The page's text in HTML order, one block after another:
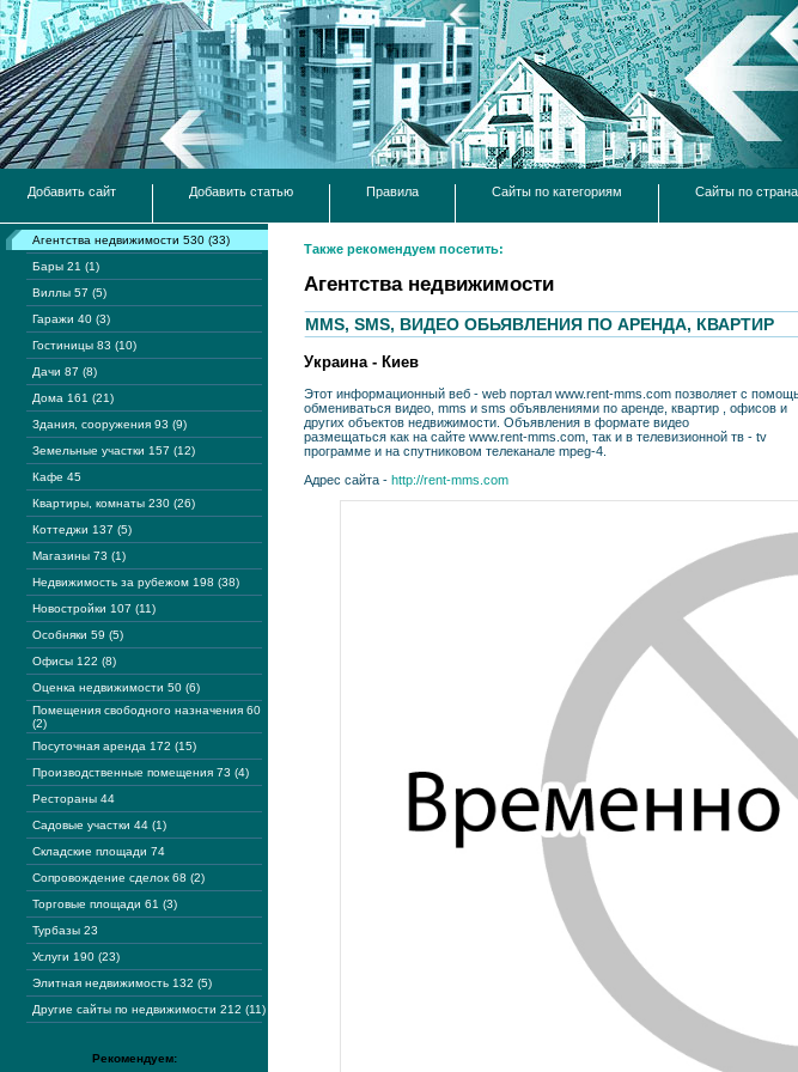
Добавить сайт Добавить статью Правила Сайты по категориям Сайты по
Агентства недвижимости 530 (33)
Бары 21 (1)
Виллы 57 (5)
Гаражи 40 (3)
Гостиницы 83 (10)
Дачи 87 (8)
Дома 161 (21)
Здания, сооружения 93 (9)
Земельные участки 157 (12)
Кафе 45
Квартиры, комнаты 230 (26)
Коттеджи 137 (5)
Магазины 73 (1)
Недвижимость за рубежом 198 (38)
Новостройки 107 (11)
Особняки 59 (5)
Офисы 122 (8)
Оценка недвижимости 50 (6)
Помещения свободного назначения 60
(2)
Посуточная аренда 172 (15)
Производственные помещения 73 (4)
Рестораны 44
Садовые участки 44 (1)
Складские площади 74
Сопровождение сделок 68 (2)
Торговые площади 61 (3)
Турбазы 23
Услуги 190 (23)
Элитная недвижимость 132 (5)
Другие сайты по недвижимости 212 (11)
Рекомендуем:
Также рекомендуем посетить:
Агентства недвижимости
MMS, SMS, ВИДЕО ОБЬЯВЛЕНИЯ ПО АРЕНДА, КВАРТИР
Украина - Киев
Этот информационный веб - web портал www.rent-mms.com позволяет с
обмениваться видео, mms и sms объявлениями по аренде, квартир , офисов и
других объектов недвижимости. Объявления в формате видео
размещаться как на сайте www.rent-mms.com, так и в телевизионной тв - tv
программе и на спутниковом телеканале mpeg-4.
Адрес сайта - http://rent-mms.com